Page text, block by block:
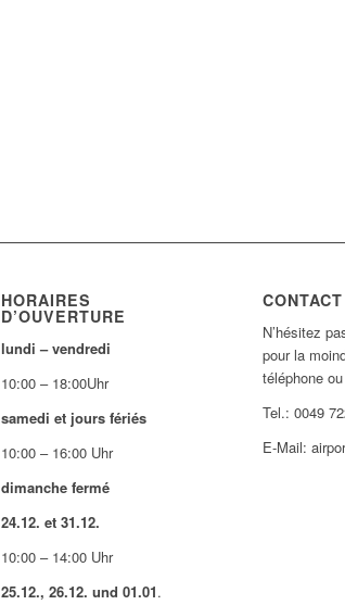
HORAIRES
D’OUVERTURE
lundi – vendredi
10:00 – 18:00Uhr
samedi et jours fériés
10:00 – 16:00 Uhr
dimanche fermé
24.12. et 31.12.
10:00 – 14:00 Uhr
25.12., 26.12. und 01.01.
CONTACT
N’hésitez
pour la
téléphone
Tel.: 0049
E-Mail: